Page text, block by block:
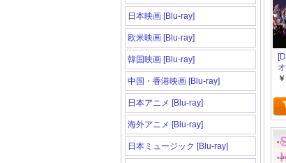
日本映画 [Blu-ray]
欧米映画 [Blu-ray]
韓国映画 [Blu-ray]
中国・香港映画 [Blu-ray]
日本アニメ [Blu-ray]
海外アニメ [Blu-ray]
日本ミュージック [Blu-ray]